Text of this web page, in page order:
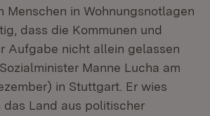
Menschen in Wohnungsnotlagen
dass die Kommunen und
Aufgabe nicht allein gelassen
Manne Lucha am
in Stuttgart. Er wies
das Land aus politischer